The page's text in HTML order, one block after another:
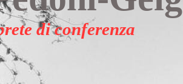
di conferenza